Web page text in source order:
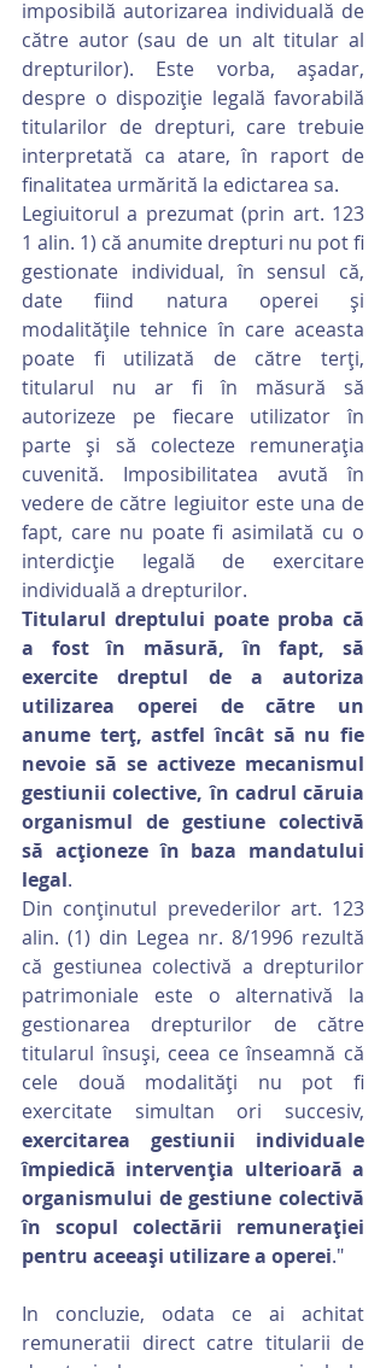
imposibilă autorizarea individuală de
către autor (sau de un alt titular al
drepturilor). Este vorba, aşadar,
despre o dispoziţie legală favorabilă
titularilor de drepturi, care trebuie
interpretată ca atare, în raport de
finalitatea urmărită la edictarea sa.
Legiuitorul a prezumat (prin art. 123
1 alin. 1) că anumite drepturi nu pot fi
gestionate individual, în sensul că,
date fiind natura operei şi
modalităţile tehnice în care aceasta
poate fi utilizată de către terţi,
titularul nu ar fi în măsură să
autorizeze pe fiecare utilizator în
parte şi să colecteze remuneraţia
cuvenită. Imposibilitatea avută în
vedere de către legiuitor este una de
fapt, care nu poate fi asimilată cu o
interdicţie legală de exercitare
individuală a drepturilor.
Titularul dreptului poate proba că
a fost în măsură, în fapt, să
exercite dreptul de a autoriza
utilizarea operei de către un
anume terţ, astfel încât să nu fie
nevoie să se activeze mecanismul
gestiunii colective, în cadrul căruia
organismul de gestiune colectivă
să acţioneze în baza mandatului
legal.
Din conținutul prevederilor art. 123
alin. (1) din Legea nr. 8/1996 rezultă
că gestiunea colectivă a drepturilor
patrimoniale este o alternativă la
gestionarea drepturilor de către
titularul însuşi, ceea ce înseamnă că
cele două modalităţi nu pot fi
exercitarea gestiunii individuale
împiedică intervenţia ulterioară a
organismului de gestiune colectivă
în scopul colectării remuneraţiei
pentru aceeaşi utilizare a operei."
In concluzie, odata ce ai achitat
remuneratii direct catre titularii de